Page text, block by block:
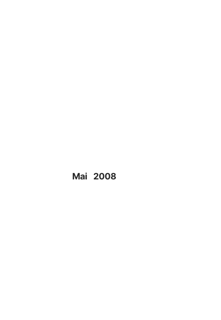
Mai 2008